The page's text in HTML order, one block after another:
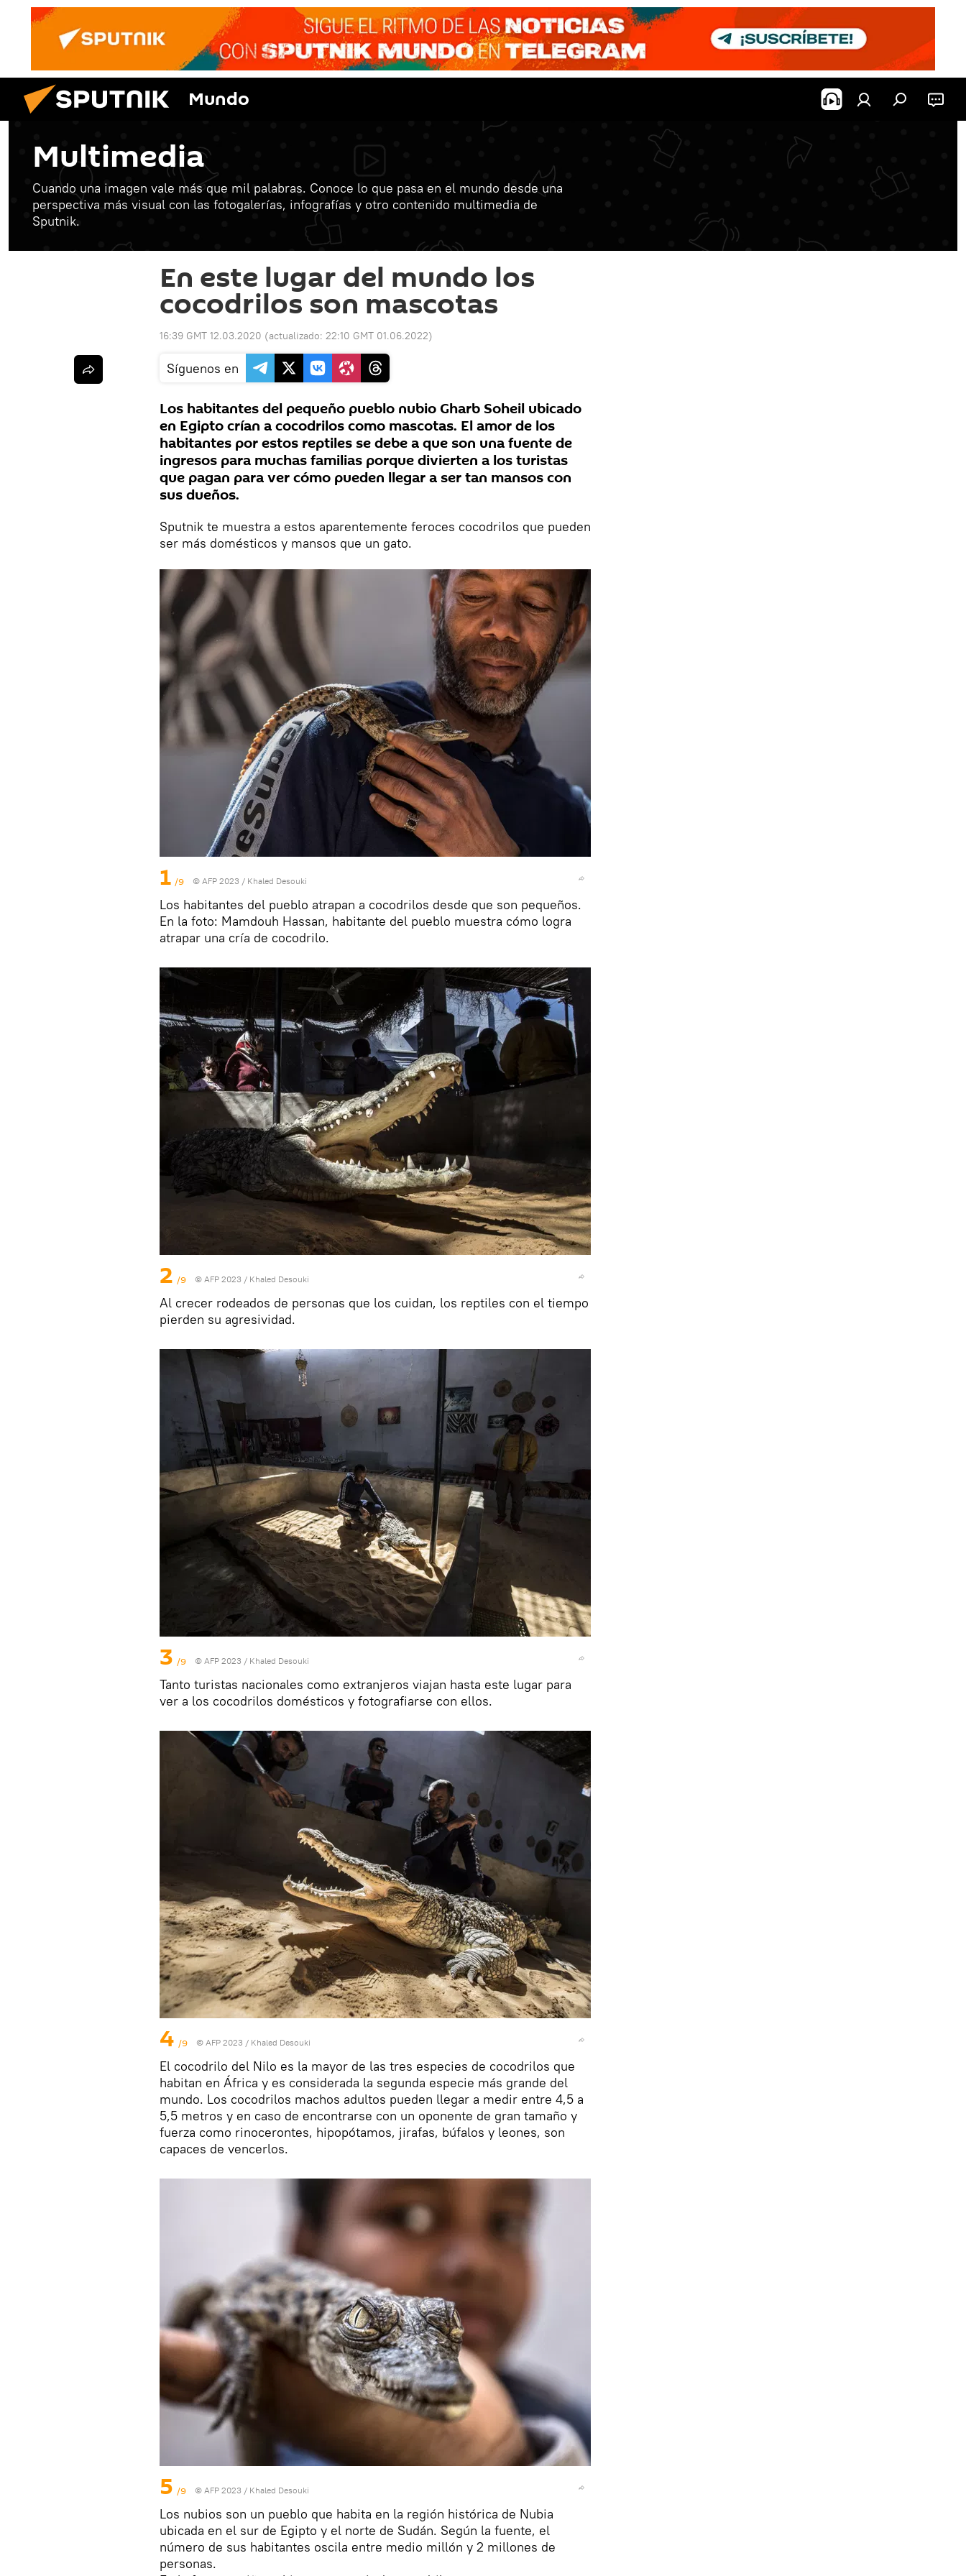
Mundo
Multimedia
Cuando una imagen vale más que mil palabras. Conoce lo que pasa en el mundo desde una
perspectiva más visual con las fotogalerías, infografías y otro contenido multimedia de
Sputnik.
En este lugar del mundo los
cocodrilos son mascotas
16:39 GMT 12.03.2020 (actualizado: 22:10 GMT 01.06.2022)
Síguenos en
Los habitantes del pequeño pueblo nubio Gharb Soheil ubicado
en Egipto crían a cocodrilos como mascotas. El amor de los
habitantes por estos reptiles se debe a que son una fuente de
ingresos para muchas familias porque divierten a los turistas
que pagan para ver cómo pueden llegar a ser tan mansos con
sus dueños.
Sputnik te muestra a estos aparentemente feroces cocodrilos que pueden
ser más domésticos y mansos que un gato.
1 /9 © AFP 2023 / Khaled Desouki
Los habitantes del pueblo atrapan a cocodrilos desde que son pequeños.
En la foto: Mamdouh Hassan, habitante del pueblo muestra cómo logra
atrapar una cría de cocodrilo.
2 /9 © AFP 2023 / Khaled Desouki
Al crecer rodeados de personas que los cuidan, los reptiles con el tiempo
pierden su agresividad.
3 /9 © AFP 2023 / Khaled Desouki
Tanto turistas nacionales como extranjeros viajan hasta este lugar para
ver a los cocodrilos domésticos y fotografiarse con ellos.
4 /9 © AFP 2023 / Khaled Desouki
El cocodrilo del Nilo es la mayor de las tres especies de cocodrilos que
habitan en África y es considerada la segunda especie más grande del
mundo. Los cocodrilos machos adultos pueden llegar a medir entre 4,5 a
5,5 metros y en caso de encontrarse con un oponente de gran tamaño y
fuerza como rinocerontes, hipopótamos, jirafas, búfalos y leones, son
capaces de vencerlos.
5 /9 © AFP 2023 / Khaled Desouki
Los nubios son un pueblo que habita en la región histórica de Nubia
ubicada en el sur de Egipto y el norte de Sudán. Según la fuente, el
número de sus habitantes oscila entre medio millón y 2 millones de
personas.